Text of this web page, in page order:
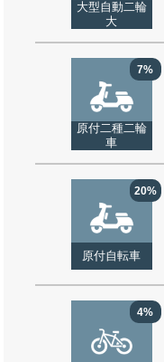
大型自動二輪
大
7%
原付二種二輪
車
20%
原付自転車
4%